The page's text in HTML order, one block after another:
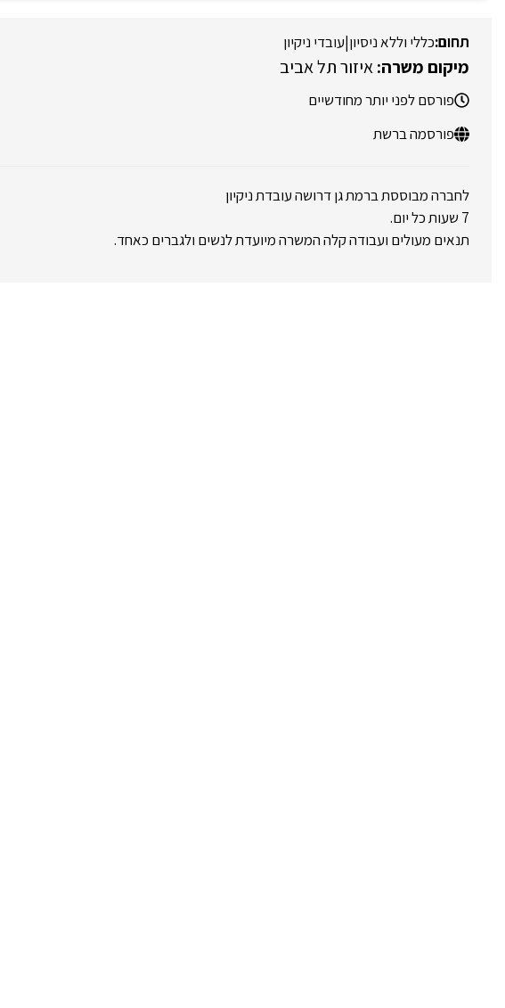
כללי וללא ניסיון|עובדי ניקיון
איזור תל אביב
פורסם לפני יותר מחודשיים
פורסמה ברשת
לחברה מבוססת ברמת גן דרושה עובדת ניקיון
7 שעות כל יום.
תנאים מעולים ועבודה קלה המשרה מיועדת לנשים ולגברים כאחד.